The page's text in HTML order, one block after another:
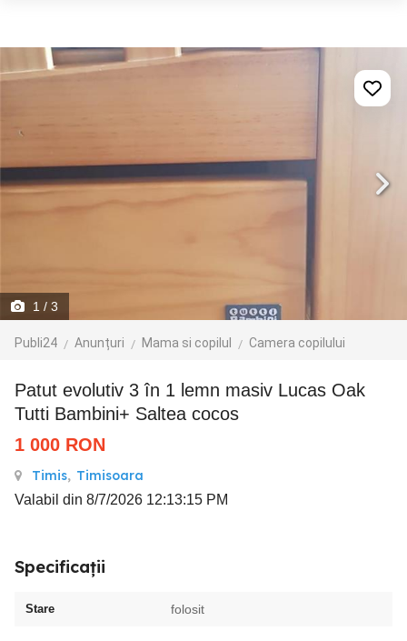
1 / 3
Publi24 Anunțuri Mama si copilul Camera copilului
Patut evolutiv 3 în 1 lemn masiv Lucas Oak
Tutti Bambini+ Saltea cocos
1 000 RON
Timis, Timisoara
Valabil din 8/7/2026 12:13:15 PM
Specificații
Stare folosit